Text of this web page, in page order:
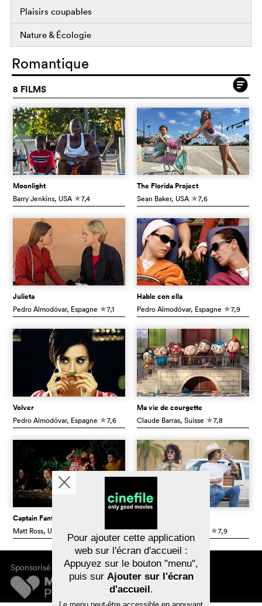
Plaisirs coupables
Nature & Écologie
Romantique
8 FILMS
Moonlight
Barry Jenkins, USA c7,4
The Florida Project
Sean Baker, USA c7,6
Julieta
Pedro Almodóvar, Espagne c7,1
Hable con ella
Pedro Almodóvar, Espagne c7,9
Volver
Pedro Almodóvar, Espagne c7,6
Ma vie de courgette
Claude Barras, Suisse c7,8
Captain Fantastic
Matt Ross, USA Jean-Marc Vallée c7,9
Sponsorisé par
Pour ajouter cette application
web sur l'écran d'accueil :
Appuyez sur le bouton "menu",
puis sur Ajouter sur l'écran
d'accueil.